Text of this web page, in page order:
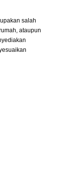
salah
ataupun